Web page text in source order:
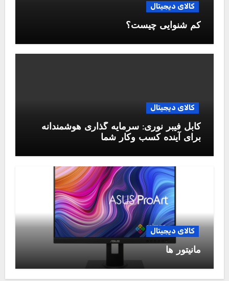
کالای دیجیتال
کم شنوایی چیست؟
کالای دیجیتال
کابل فیبر نوری: سرمایه گذاری هوشمندانه
برای آینده کسب وکار شما
کالای دیجیتال
مانیتور ها